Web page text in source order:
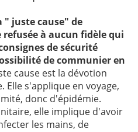
" juste cause" de
à aucun fidèle qui
de sécurité
de communier en
cause est la dévotion
Elle s'applique en voyage,
donc d'épidémie.
elle implique d'avoir
les mains, de